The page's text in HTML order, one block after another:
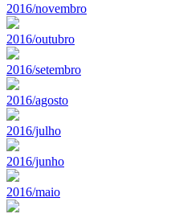
2016/novembro
2016/outubro
2016/setembro
2016/agosto
2016/julho
2016/junho
2016/maio